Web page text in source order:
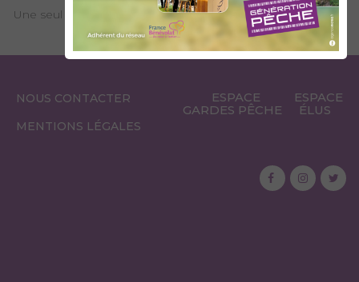
Une seul canne autorisée
NOUS CONTACTER
MENTIONS LÉGALES
ESPACE
GARDES PÊCHE
ESPACE
ÉLUS